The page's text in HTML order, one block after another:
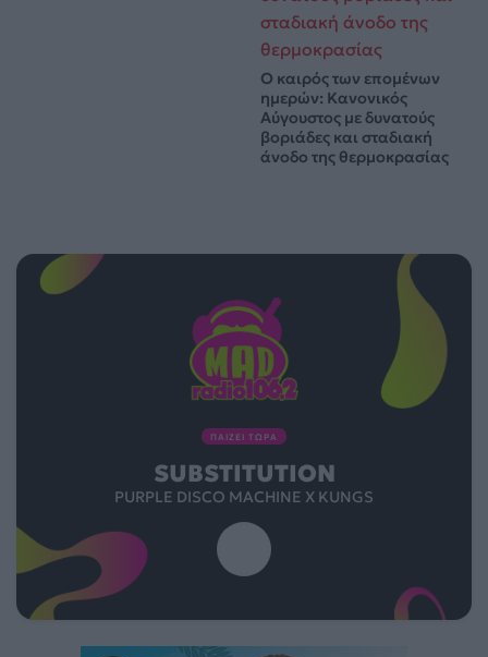
Ο καιρός των επομένων
ημερών: Κανονικός
Αύγουστος με δυνατούς
βοριάδες και σταδιακή
άνοδο της θερμοκρασίας
ΠΑΙΖΕΙ ΤΩΡΑ
SUBSTITUTION
PURPLE DISCO MACHINE X KUNGS